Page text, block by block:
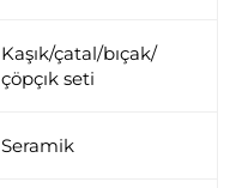
Kaşık/çatal/bıçak/
çöpçık seti
Seramik